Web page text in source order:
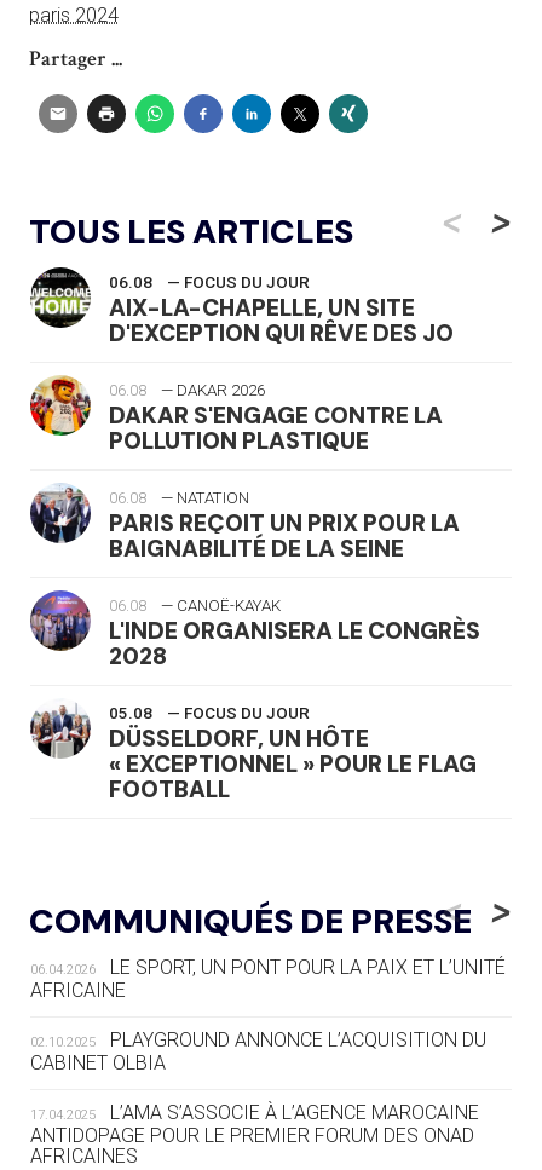
paris 2024
Partager ...
TOUS LES ARTICLES <
06.08 — FOCUS DU JOUR
AIX-LA-CHAPELLE, UN SITE
D'EXCEPTION QUI RÊVE DES JO
06.08 — DAKAR 2026
DAKAR S'ENGAGE CONTRE LA
POLLUTION PLASTIQUE
06.08 — NATATION
PARIS REÇOIT UN PRIX POUR LA
BAIGNABILITÉ DE LA SEINE
06.08 — CANOË-KAYAK
L'INDE ORGANISERA LE CONGRÈS
2028
05.08 — FOCUS DU JOUR
DÜSSELDORF, UN HÔTE
« EXCEPTIONNEL » POUR LE FLAG
FOOTBALL
LE RÊVE DE VOIR LA LUGE ALPINE
AUX JO « N'EST PAS FINI »
05.08 — TIR À L'ARC
DES MONDIAUX À BRISBANE SUR LA
ROUTE DES JO 2032
LE VILLAGE OLYMPIQUE DES ARAVIS
SE DESSINE
>
COMMUNIQUÉS DE PRESSE
<
06.04.2026
LE SPORT, UN PONT POUR LA PAIX ET L’UNITÉ
AFRICAINE
02.10.2025
PLAYGROUND ANNONCE L’ACQUISITION DU
CABINET OLBIA
17.04.2025
L’AMA S’ASSOCIE À L’AGENCE MAROCAINE
ANTIDOPAGE POUR LE PREMIER FORUM DES ONAD
AFRICAINES
>